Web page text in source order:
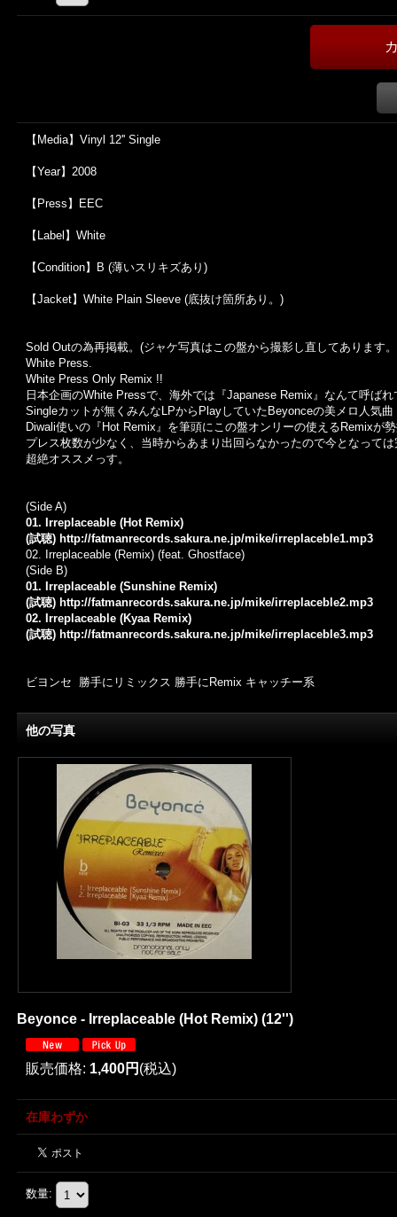
【Media】Vinyl 12'' Single
【Year】2008
【Press】EEC
【Label】White
【Condition】B (薄いスリキズあり)
【Jacket】White Plain Sleeve (底抜け箇所あり。)
Sold Outの為再掲載。(ジャケ写真はこの盤から撮影し直してあります
White Press.
White Press Only Remix !!
日本企画のWhite Pressで、海外では『Japanese Remix』なんて呼ば
Singleカットが無くみんなLPからPlayしていたBeyonceの美メロ人気曲
Diwali使いの『Hot Remix』を筆頭にこの盤オンリーの使えるRemixが
プレス枚数が少なく、当時からあまり出回らなかったので今となって
超絶オススメっす。
(Side A)
01. Irreplaceable (Hot Remix)
(試聴) http://fatmanrecords.sakura.ne.jp/mike/irreplaceble1.mp3
02. Irreplaceable (Remix) (feat. Ghostface)
(Side B)
01. Irreplaceable (Sunshine Remix)
(試聴) http://fatmanrecords.sakura.ne.jp/mike/irreplaceble2.mp3
02. Irreplaceable (Kyaa Remix)
(試聴) http://fatmanrecords.sakura.ne.jp/mike/irreplaceble3.mp3
ビヨンセ 勝手にリミックス 勝手にRemix キャッチー系
他の写真
Beyonce - Irreplaceable (Hot Remix) (12'')
販売価格: 1,400円 (税込)
在庫わずか
数量: